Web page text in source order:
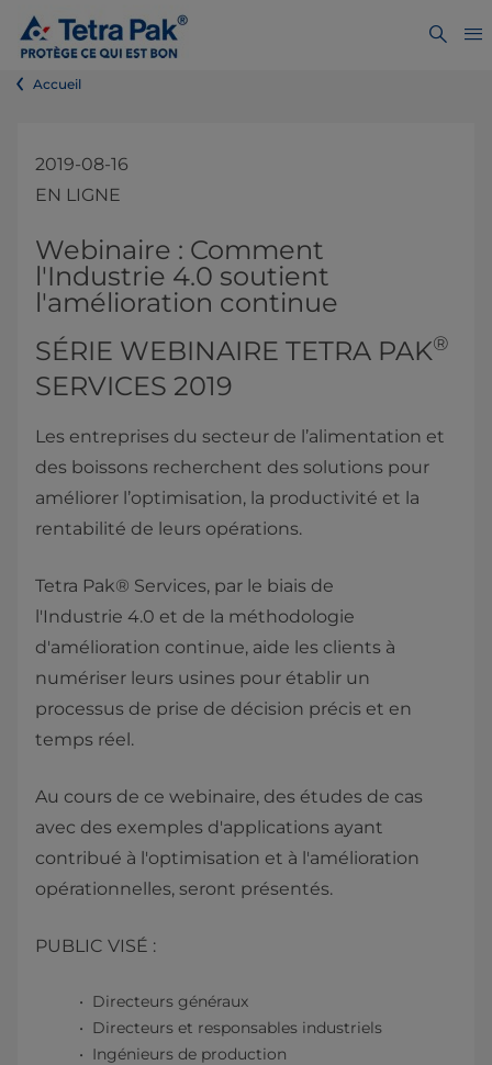
Accueil
2019-08-16
EN LIGNE
​​​​​​​​​​Webinaire : Comment
l'Industrie 4.0 soutient
l'amélioration continue
SÉRIE WEBINAIRE TETRA PAK®
SERVICES 2019
Les entreprises du secteur de l’alimentation et
des boissons recherchent des solutions pour
améliorer l’optimisation, la productivité et la
rentabilité de leurs opérations.
Tetra Pak® Services, par le biais de
l'Industrie 4.0 et de la méthodologie
d'amélioration continue, aide les clients à
numériser leurs usines pour établir un
processus de prise de décision précis et en
temps réel.​
Au cours de ce webinaire, des études de cas
avec des exemples d'applications ayant
contribué à l'optimisation et à l'amélioration
opérationnelles, seront présentés.
PUBLIC VISÉ :
​​Directeurs généraux
Directeurs et responsables industriels
Ingénieurs de production